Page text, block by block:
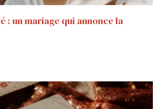
: un mariage qui annonce la